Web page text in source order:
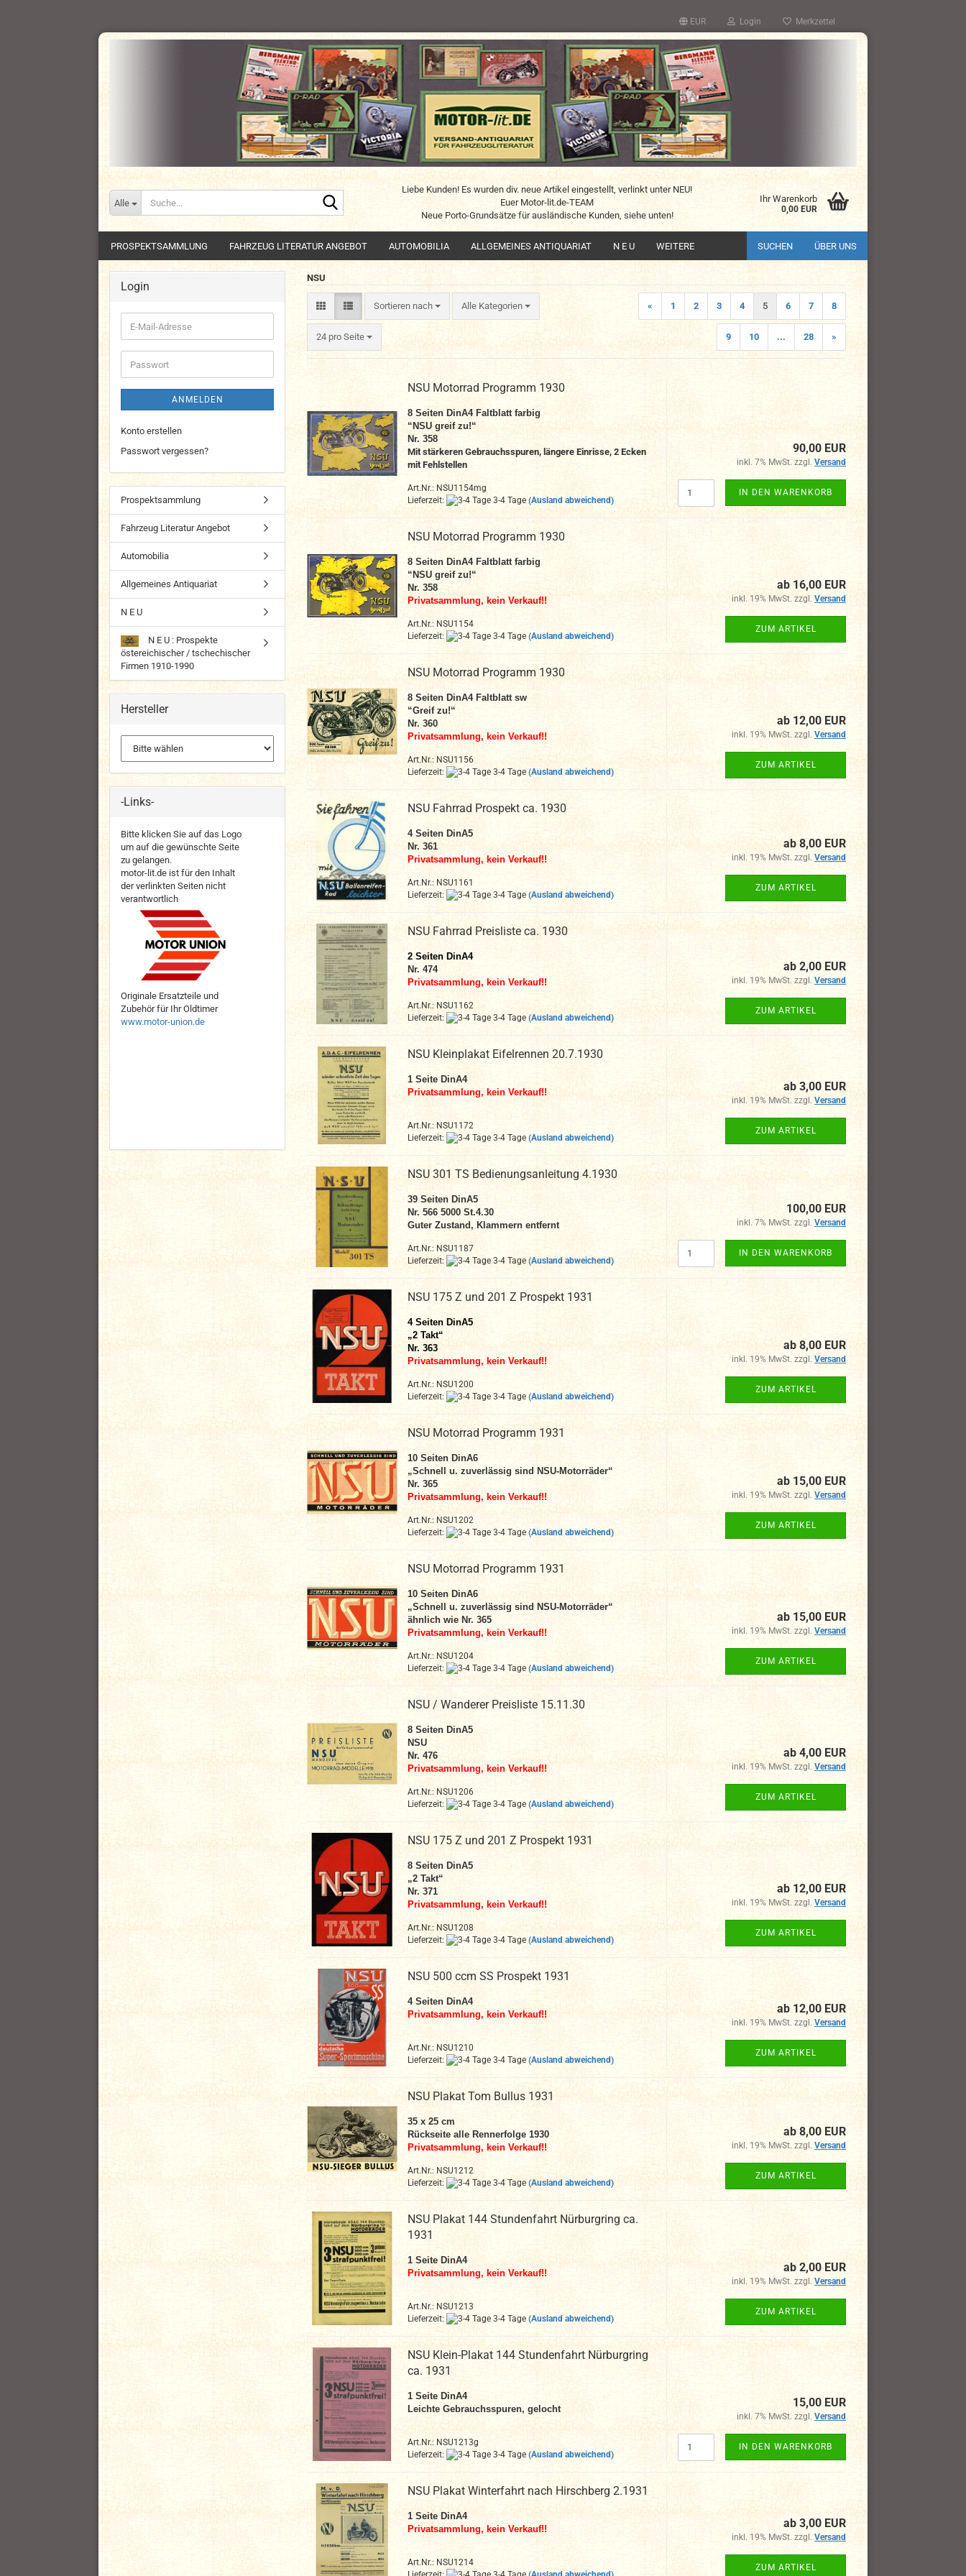
EUR Login Merkzettel
Alle
Liebe Kunden! Es wurden div. neue Artikel eingestellt, verlinkt unter NEU!
Euer Motor-lit.de-TEAM
Neue Porto-Grundsätze für ausländische Kunden, siehe unten!
Ihr Warenkorb
0,00 EUR
PROSPEKTSAMMLUNG FAHRZEUG LITERATUR ANGEBOT AUTOMOBILIA ALLGEMEINES ANTIQUARIAT N E U SUCHEN ÜBER UNS
WEITERE
NSU
Sortieren nach
Sortieren nach Alle Kategorien
24 pro Seite
pro Seite
« 1 2 3 4 5 6 7 8
9 10 ... 28 »
NSU Motorrad Programm 1930
8 Seiten DinA4 Faltblatt farbig
“NSU greif zu!“
Nr. 358
Mit stärkeren Gebrauchsspuren, längere Einrisse, 2 Ecken
mit Fehlstellen
Art.Nr.: NSU1154mg
Lieferzeit:
3-4 Tage (Ausland abweichend)
90,00 EUR
inkl. 7% MwSt. zzgl. Versand
IN DEN WARENKORB
NSU Motorrad Programm 1930
8 Seiten DinA4 Faltblatt farbig
“NSU greif zu!“
Nr. 358
Privatsammlung, kein Verkauf!!
Art.Nr.: NSU1154
Lieferzeit:
3-4 Tage (Ausland abweichend)
ab 16,00 EUR
inkl. 19% MwSt. zzgl. Versand
ZUM ARTIKEL
NSU Motorrad Programm 1930
8 Seiten DinA4 Faltblatt sw
“Greif zu!“
Nr. 360
Privatsammlung, kein Verkauf!!
Art.Nr.: NSU1156
Lieferzeit:
3-4 Tage (Ausland abweichend)
ab 12,00 EUR
inkl. 19% MwSt. zzgl. Versand
ZUM ARTIKEL
NSU Fahrrad Prospekt ca. 1930
4 Seiten DinA5
Nr. 361
Privatsammlung, kein Verkauf!!
Art.Nr.: NSU1161
Lieferzeit:
3-4 Tage (Ausland abweichend)
ab 8,00 EUR
inkl. 19% MwSt. zzgl. Versand
ZUM ARTIKEL
NSU Fahrrad Preisliste ca. 1930
2 Seiten DinA4
Nr. 474
Privatsammlung, kein Verkauf!!
Art.Nr.: NSU1162
Lieferzeit:
3-4 Tage (Ausland abweichend)
ab 2,00 EUR
inkl. 19% MwSt. zzgl. Versand
ZUM ARTIKEL
NSU Kleinplakat Eifelrennen 20.7.1930
1 Seite DinA4
Privatsammlung, kein Verkauf!!
Art.Nr.: NSU1172
Lieferzeit:
3-4 Tage (Ausland abweichend)
ab 3,00 EUR
inkl. 19% MwSt. zzgl. Versand
ZUM ARTIKEL
NSU 301 TS Bedienungsanleitung 4.1930
39 Seiten DinA5
Nr. 566 5000 St.4.30
Guter Zustand, Klammern entfernt
Art.Nr.: NSU1187
Lieferzeit:
3-4 Tage (Ausland abweichend)
100,00 EUR
inkl. 7% MwSt. zzgl. Versand
IN DEN WARENKORB
NSU 175 Z und 201 Z Prospekt 1931
4 Seiten DinA5
„2 Takt“
Nr. 363
Privatsammlung, kein Verkauf!!
Art.Nr.: NSU1200
Lieferzeit:
3-4 Tage (Ausland abweichend)
ab 8,00 EUR
inkl. 19% MwSt. zzgl. Versand
ZUM ARTIKEL
NSU Motorrad Programm 1931
10 Seiten DinA6
„Schnell u. zuverlässig sind NSU-Motorräder“
Nr. 365
Privatsammlung, kein Verkauf!!
Art.Nr.: NSU1202
Lieferzeit:
3-4 Tage (Ausland abweichend)
ab 15,00 EUR
inkl. 19% MwSt. zzgl. Versand
ZUM ARTIKEL
NSU Motorrad Programm 1931
10 Seiten DinA6
„Schnell u. zuverlässig sind NSU-Motorräder“
ähnlich wie Nr. 365
Privatsammlung, kein Verkauf!!
Art.Nr.: NSU1204
Lieferzeit:
3-4 Tage (Ausland abweichend)
ab 15,00 EUR
inkl. 19% MwSt. zzgl. Versand
ZUM ARTIKEL
NSU / Wanderer Preisliste 15.11.30
8 Seiten DinA5
NSU
Nr. 476
Privatsammlung, kein Verkauf!!
Art.Nr.: NSU1206
Lieferzeit:
3-4 Tage (Ausland abweichend)
ab 4,00 EUR
inkl. 19% MwSt. zzgl. Versand
ZUM ARTIKEL
NSU 175 Z und 201 Z Prospekt 1931
8 Seiten DinA5
„2 Takt“
Nr. 371
Privatsammlung, kein Verkauf!!
Art.Nr.: NSU1208
Lieferzeit:
3-4 Tage (Ausland abweichend)
ab 12,00 EUR
inkl. 19% MwSt. zzgl. Versand
ZUM ARTIKEL
NSU 500 ccm SS Prospekt 1931
4 Seiten DinA4
Privatsammlung, kein Verkauf!!
Art.Nr.: NSU1210
Lieferzeit:
3-4 Tage (Ausland abweichend)
ab 12,00 EUR
inkl. 19% MwSt. zzgl. Versand
ZUM ARTIKEL
NSU Plakat Tom Bullus 1931
35 x 25 cm
Rückseite alle Rennerfolge 1930
Privatsammlung, kein Verkauf!!
Art.Nr.: NSU1212
Lieferzeit:
3-4 Tage (Ausland abweichend)
ab 8,00 EUR
inkl. 19% MwSt. zzgl. Versand
ZUM ARTIKEL
NSU Plakat 144 Stundenfahrt Nürburgring ca.
1931
1 Seite DinA4
Privatsammlung, kein Verkauf!!
Art.Nr.: NSU1213
Lieferzeit:
3-4 Tage (Ausland abweichend)
ab 2,00 EUR
inkl. 19% MwSt. zzgl. Versand
ZUM ARTIKEL
NSU Klein-Plakat 144 Stundenfahrt Nürburgring
ca. 1931
1 Seite DinA4
Leichte Gebrauchsspuren, gelocht
Art.Nr.: NSU1213g
Lieferzeit:
3-4 Tage (Ausland abweichend)
15,00 EUR
inkl. 7% MwSt. zzgl. Versand
IN DEN WARENKORB
NSU Plakat Winterfahrt nach Hirschberg 2.1931
1 Seite DinA4
Privatsammlung, kein Verkauf!!
Art.Nr.: NSU1214
ab 3,00 EUR
inkl. 19% MwSt. zzgl. Versand
ZUM ARTIKEL
Login
E-
Mail-
Adresse
Passwort
ANMELDEN
Konto erstellen
Passwort vergessen?
Prospektsammlung
Fahrzeug Literatur Angebot
Automobilia
Allgemeines Antiquariat
N E U
N E U : Prospekte
östereichischer / tschechischer
Firmen 1910-1990
Hersteller
-Links-
Bitte klicken Sie auf das Logo
um auf die gewünschte Seite
zu gelangen.
motor-lit.de ist für den Inhalt
der verlinkten Seiten nicht
verantwortlich
Originale Ersatzteile und
Zubehör für Ihr Oldtimer
www.motor-union.de